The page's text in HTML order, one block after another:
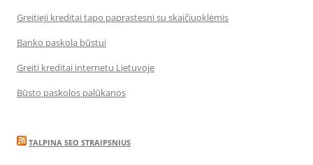
Greitieji kreditai tapo paprastesni su skaičiuoklėmis
Banko paskola būstui
Greiti kreditai internetu Lietuvoje
Būsto paskolos palūkanos
TALPINA SEO STRAIPSNIUS